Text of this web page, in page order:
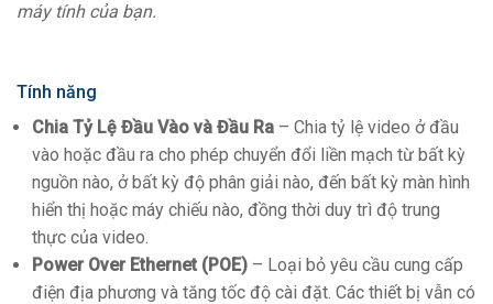
máy tính của bạn.
Tính năng
Chia Tỷ Lệ Đầu Vào và Đầu Ra – Chia tỷ lệ video ở đầu
vào hoặc đầu ra cho phép chuyển đổi liền mạch từ bất kỳ
nguồn nào, ở bất kỳ độ phân giải nào, đến bất kỳ màn hình
hiển thị hoặc máy chiếu nào, đồng thời duy trì độ trung
thực của video.
Power Over Ethernet (POE) – Loại bỏ yêu cầu cung cấp
điện địa phương và tăng tốc độ cài đặt. Các thiết bị vẫn có